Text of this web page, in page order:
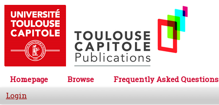
Homepage Browse
Frequently Asked Questions
Login